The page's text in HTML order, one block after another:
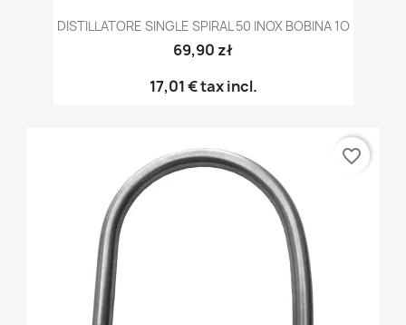
DISTILLATORE SINGLE SPIRAL 50 INOX BOBINA 1O
69,90 zł
17,01 €tax incl.
favorite_border